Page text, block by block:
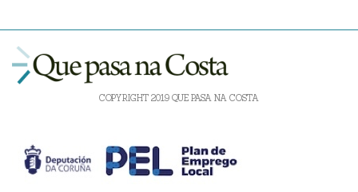
COPYRIGHT 2019 QUE PASA NA COSTA